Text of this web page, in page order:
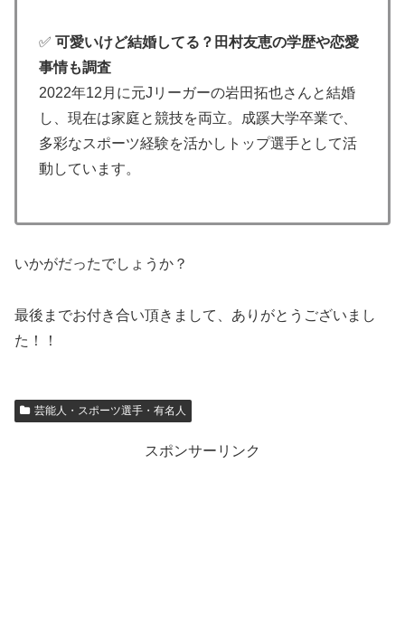
✅ 可愛いけど結婚してる？田村友恵の学歴や恋愛
事情も調査
2022年12月に元Jリーガーの岩田拓也さんと結婚
し、現在は家庭と競技を両立。成蹊大学卒業で、
多彩なスポーツ経験を活かしトップ選手として活
動しています。
いかがだったでしょうか？
最後までお付き合い頂きまして、ありがとうございまし
た！！
芸能人・スポーツ選手・有名人
スポンサーリンク